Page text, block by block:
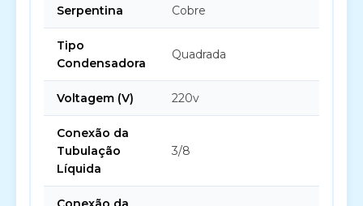
Serpentina Cobre
Tipo
Condensadora
Quadrada
Voltagem (V) 220v
Conexão da
Tubulação
Líquida
3/8